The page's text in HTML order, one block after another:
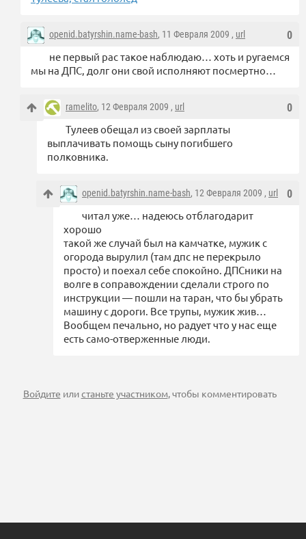
0
openid.batyrshin.name-bash, 11 Февраля 2009 , url
не первый рас такое наблюдаю… хоть и ругаемся
мы на ДПС, долг они свой исполняют посмертно…
0
ramelito, 12 Февраля 2009 , url
Тулеев обещал из своей зарплаты
выплачивать помощь сыну погибшего
полковника.
0
openid.batyrshin.name-bash, 12 Февраля 2009 , url
читал уже… надеюсь отблагодарит
хорошо
такой же случай был на камчатке, мужик с
огорода вырулил (там дпс не перекрыло
просто) и поехал себе спокойно. ДПСники на
волге в соправождении сделали строго по
инструкции — пошли на таран, что бы убрать
машину с дороги. Все трупы, мужик жив…
Вообщем печально, но радует что у нас еще
есть само-отверженные люди.
Войдите илистаньте участником, чтобы комментировать